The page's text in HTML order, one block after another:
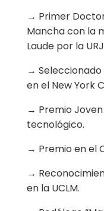
→ Primer
Mancha con la
Laude por la
→
en el New York
→ Premio
tecnológico.
→ Premio en el
→
en la UCLM.